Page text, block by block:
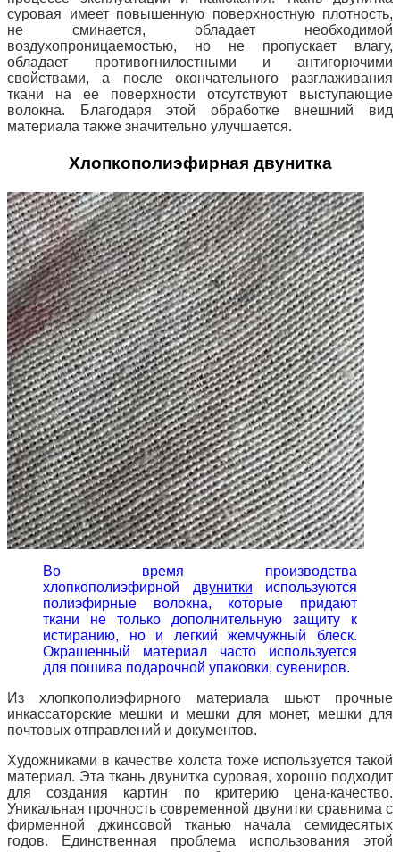
суровая имеет повышенную поверхностную плотность,
не сминается, обладает необходимой
воздухопроницаемостью, но не пропускает влагу,
обладает противогнилостными и антигорючими
свойствами, а после окончательного разглаживания
ткани на ее поверхности отсутствуют выступающие
волокна. Благодаря этой обработке внешний вид
материала также значительно улучшается.
Хлопкополиэфирная двунитка
Во время производства
хлопкополиэфирной двунитки используются
полиэфирные волокна, которые придают
ткани не только дополнительную защиту к
истиранию, но и легкий жемчужный блеск.
Окрашенный материал часто используется
для пошива подарочной упаковки, сувениров.
Из хлопкополиэфирного материала шьют прочные
инкассаторские мешки и мешки для монет, мешки для
почтовых отправлений и документов.
Художниками в качестве холста тоже используется такой
материал. Эта ткань двунитка суровая, хорошо подходит
для создания картин по критерию цена-качество.
Уникальная прочность современной двунитки сравнима с
фирменной джинсовой тканью начала семидесятых
годов. Единственная проблема использования этой